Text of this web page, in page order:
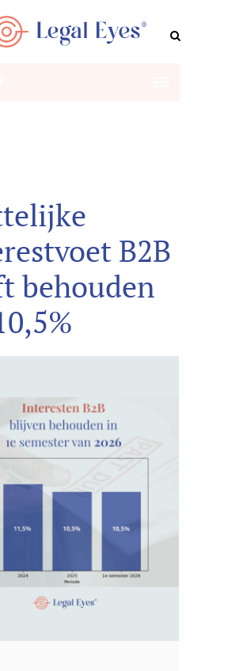
B2B
behouden